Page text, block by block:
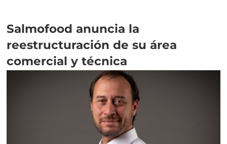
Salmofood anuncia la
reestructuración de su área
comercial y técnica